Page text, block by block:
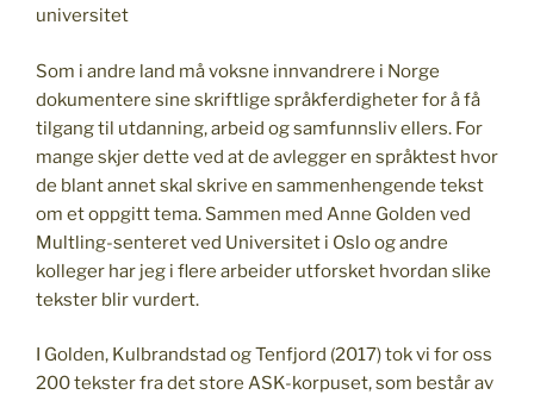
universitet
Som i andre land må voksne innvandrere i Norge
dokumentere sine skriftlige språkferdigheter for å få
tilgang til utdanning, arbeid og samfunnsliv ellers. For
mange skjer dette ved at de avlegger en språktest hvor
de blant annet skal skrive en sammenhengende tekst
om et oppgitt tema. Sammen med Anne Golden ved
Multling-senteret ved Universitet i Oslo og andre
kolleger har jeg i flere arbeider utforsket hvordan slike
tekster blir vurdert.
I Golden, Kulbrandstad og Tenfjord (2017) tok vi for oss
200 tekster fra det store ASK-korpuset, som består av